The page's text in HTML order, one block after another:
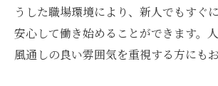
うした職場環境により、新人でもすぐ
安心して働き始めることができます。
風通しの良い雰囲気を重視する方にもお